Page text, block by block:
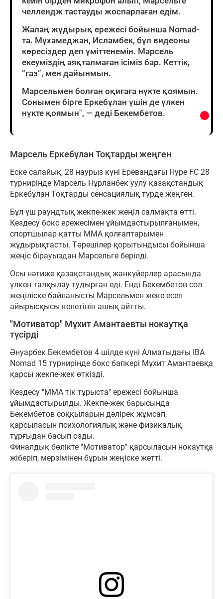
челлендж тастауды жоспарлаған едім.
Жалаң жұдырық ережесі бойынша Nomad-
та. Мұхамеджан, Исламбек, бұл видеоны
көресіздер деп үміттенемін. Марсель
екеуміздің аяқталмаған ісіміз бар. Кеттік,
“газ”, мен дайынмын.
Марсельмен болған оқиғаға нүкте қоямын.
Сонымен бірге Еркебұлан үшін де үлкен
нүкте қоямын", — деді Бекембетов.
Марсель Еркебұлан Тоқтарды жеңген
Еске салайық, 28 наурыз күні Еревандағы Hype FC 28
турнирінде Марсель Нұрланбек уулу қазақстандық
Еркебұлан Тоқтарды сенсациялық түрде жеңген.
Бұл үш раундтық жекпе-жек жеңіл салмақта өтті.
Кездесу бокс ережесімен ұйымдастырылғанымен,
спортшылар қатты ММА қолғаптарымен
жұдырықтасты. Төрешілер қорытындысы бойынша
жеңіс бірауыздан Марсельге берілді.
Осы нәтиже қазақстандық жанкүйерлер арасында
үлкен талқылау тудырған еді. Енді Бекембетов сол
жеңіліске байланысты Марсельмен жеке есеп
айырысқысы келетінін ашық айтты.
"Мотиватор" Мұхит Амантаевты нокаутқа
түсірді
Әнуарбек Бекембетов 4 шілде күні Алматыдағы IBA
Nomad 15 турнирінде бокс бапкері Мұхит Амантаевқа
қарсы жекпе-жек өткізді.
Кездесу "ММА тік тұрыста" ережесі бойынша
ұйымдастырылды. Жекпе-жек барысында
Бекембетов соққыларын дәлірек жұмсап,
қарсыласын психологиялық және физикалық
тұрғыдан басып озды.
Финалдық бөлікте "Мотиватор" қарсыласын нокаутқа
жіберіп, мерзімінен бұрын жеңіске жетті.